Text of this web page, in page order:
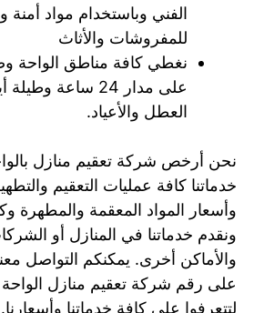
الفني وباستخدام مواد أمنة
للمفروشات والأثاث
نغطي كافة مناطق الواحة
على مدار 24 ساعة
العطل والأعياد.
نحن أرخص شركة تعقيم منازل
خدماتنا كافة عمليات التعقيم
وأسعار المواد المعقمة والمطهرة
ونقدم خدماتنا في المنازل أو
على رقم شركة تعقيم منازل الواحة
لتتعرفوا على كافة خدماتنا وأسعارنا.